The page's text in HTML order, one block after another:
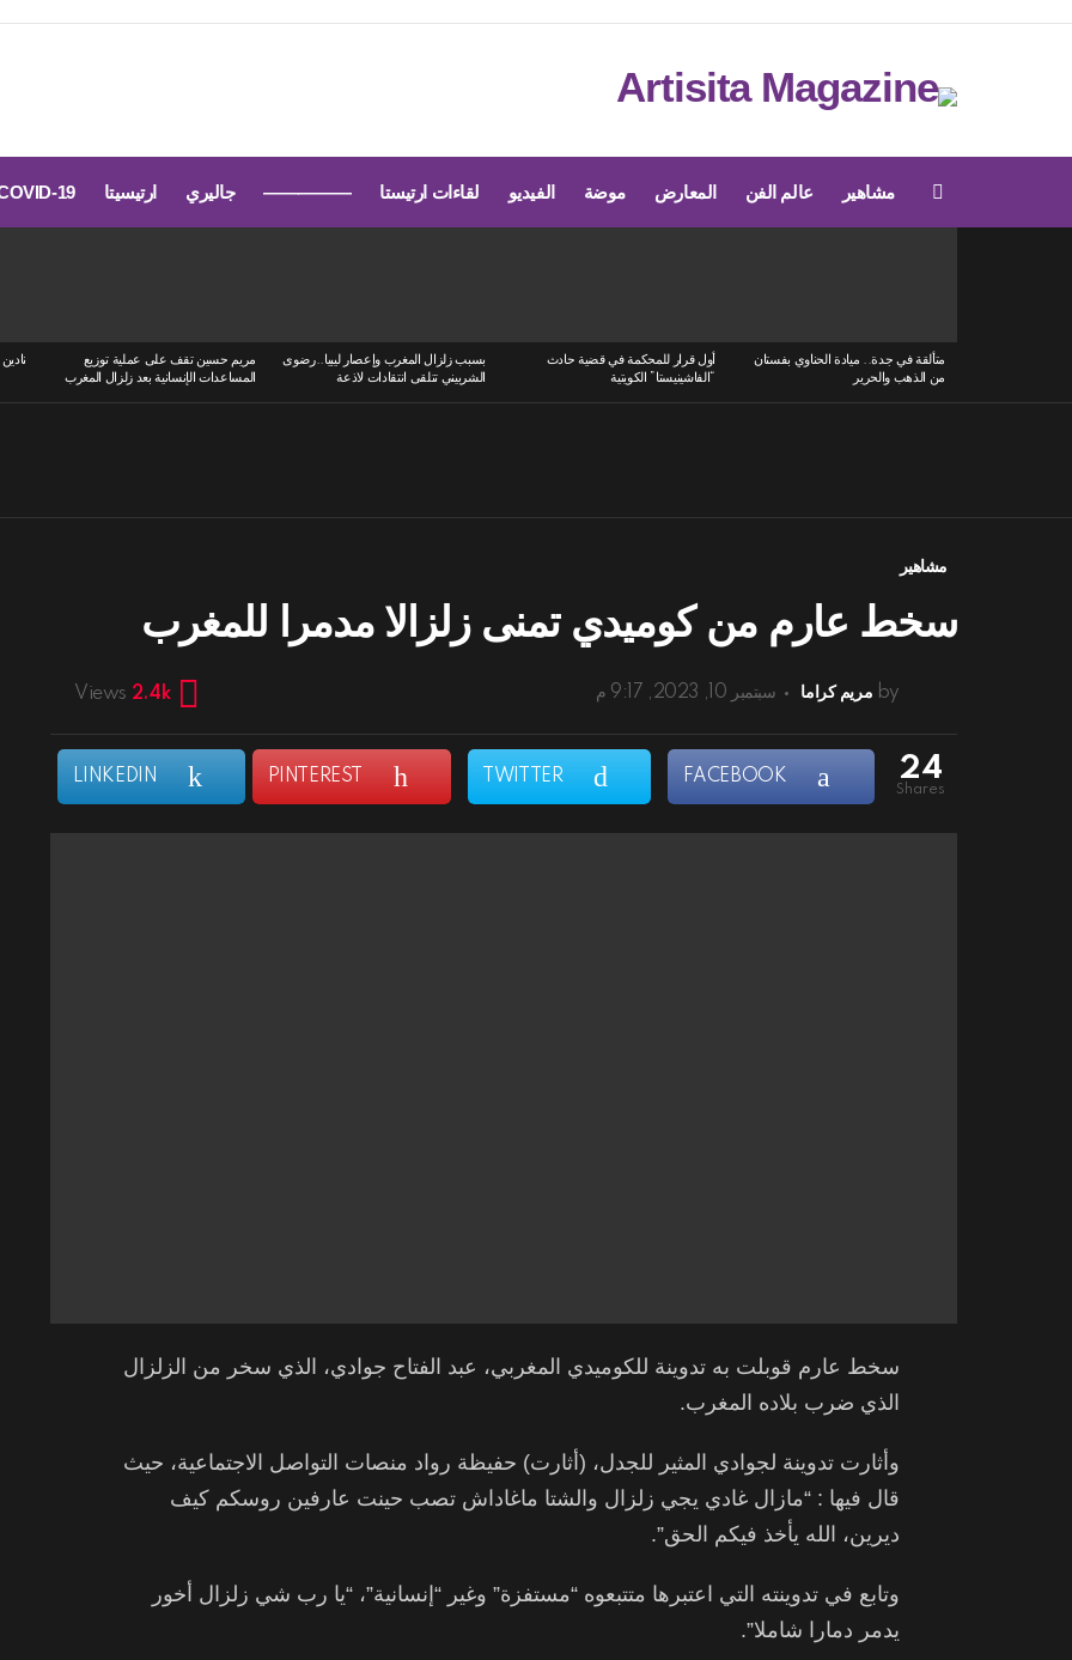
مشاهير عالم الفن المعارض موضة الفيديو لقاءات ارتيستا ————— جاليري ارتيسيتا 19
متألقة في جدة.. ميادة الحناوي بفستان
من الذهب والحرير
أول قرار للمحكمة في قضية حادث
“الفاشينيستا” الكويتية
بسبب زلزال المغرب وإعصار ليبيا..رضوى
الشربيني تتلقى انتقادات لاذعة
مريم حسين تقف على عملية توزيع
المساعدات الإنسانية بعد زلزال المغرب
مشاهير
سخط عارم من كوميدي تمنى زلزالا مدمرا للمغرب
by مريم كراما سبتمبر 10, 2023, 9:17 م 2.4k
Views
24
shares
FACEBOOK
TWITTER
PINTEREST
LINKEDIN
سخط عارم قوبلت به تدوينة للكوميدي المغربي، عبد الفتاح جوادي، الذي سخر من الزلزال
الذي ضرب بلاده المغرب.
وأثارت تدوينة لجوادي المثير للجدل، (أثارت) حفيظة رواد منصات التواصل الاجتماعية، حيث
قال فيها : “مازال غادي يجي زلزال والشتا ماغاداش تصب حينت عارفين روسكم كيف
ديرين، الله يأخذ فيكم الحق”.
وتابع في تدوينته التي اعتبرها متتبعوه “مستفزة” وغير “إنسانية”، “يا رب شي زلزال أخور
يدمر دمارا شاملا”.